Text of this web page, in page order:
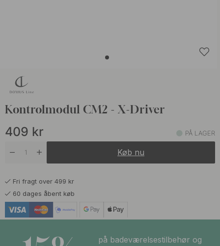
Kontrolmodul CM2 - X-Driver
409 kr PÅ LAGER
Køb nu
Fri fragt over 499 kr
60 dages åbent køb
på badeværelsestilbehør og